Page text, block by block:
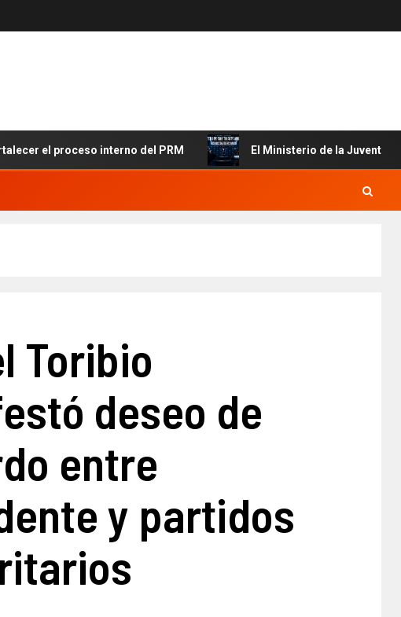
proceso interno del PRM El Ministerio de la Juventud y
Toribio
deseo de
entre
y partidos